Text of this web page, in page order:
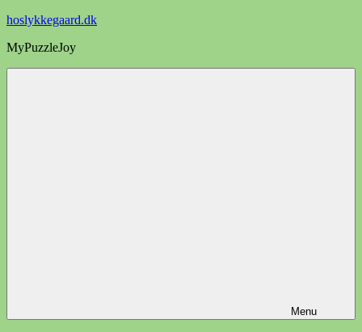
Videre
indhold
hoslykkegaard.dk
MyPuzzleJoy
Menu